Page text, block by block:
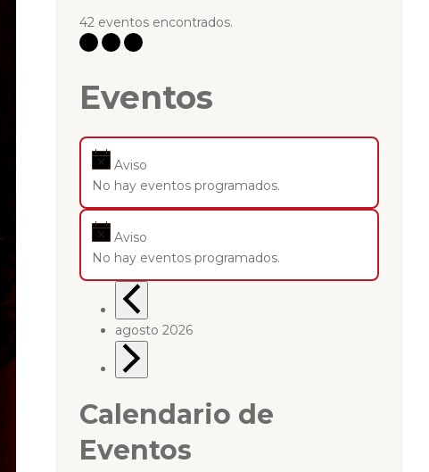
42 eventos encontrados.
Eventos
Aviso
No hay eventos programados.
Aviso
No hay eventos programados.
agosto 2026
Calendario de
Eventos